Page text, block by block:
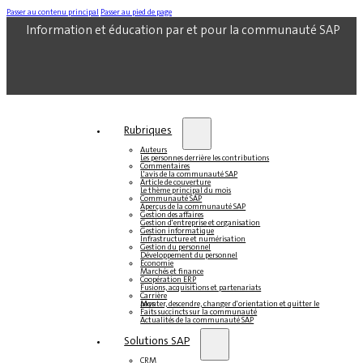
Passer au contenu principal Passer au pied de page
Information et éducation par et pour la communauté SAP
Rubriques
Auteurs
Les personnes derrière les contributions
Commentaires
L'avis de la communauté SAP
Article de couverture
Le thème principal du mois
Communauté SAP
Aperçus de la communauté SAP
Gestion des affaires
Gestion d'entreprise et organisation
Gestion informatique
Infrastructure et numérisation
Gestion du personnel
Développement du personnel
Économie
Marchés et finance
Coopération ERP
Fusions, acquisitions et partenariats
Carrière
Monter, descendre, changer d'orientation et quitter le pays
Faits succincts sur la communauté
Actualités de la communauté SAP
Solutions SAP
CRM